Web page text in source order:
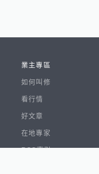
業主專區
如何叫修
看行情
好文章
在地專家
RSS索引